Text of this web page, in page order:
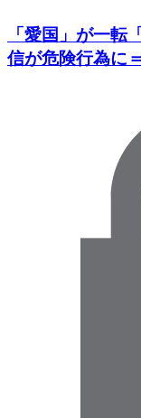
「愛国」が一
信が危険行為に